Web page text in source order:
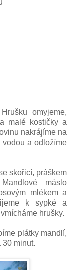
omyjeme,
malé kostičky a
nakrájíme na
vodou a odložíme
skořicí, práškem
máslo
mlékem a
k sypké a
hrušky.
plátky mandlí,
30 minut.